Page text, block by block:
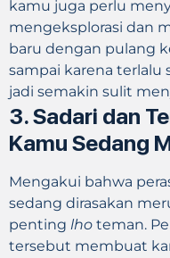
kamu juga perlu
mengeksplorasi dan
baru dengan pulang
sampai karena
jadi semakin sulit
3.Sadari dan
Kamu Sedang
Mengakui bahwa
sedang dirasakan
penting lho teman.
tersebut membuat